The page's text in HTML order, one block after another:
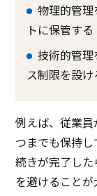
物理的管
トに保管する
技術的管
ス制限を設け
例えば、従業
つまでも保持
続きが完了し
を避けることが